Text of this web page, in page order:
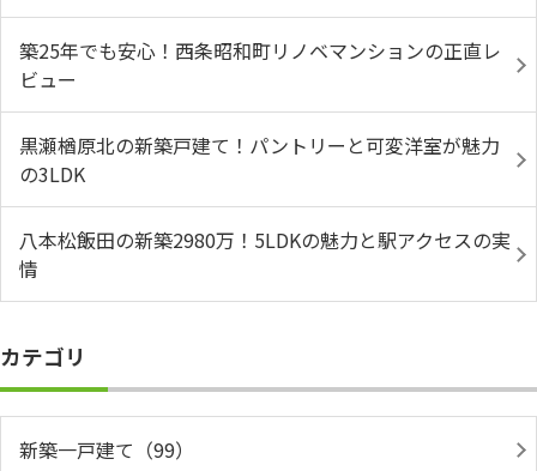
築25年でも安心！西条昭和町リノベマンションの正直レ
ビュー
黒瀬楢原北の新築戸建て！パントリーと可変洋室が魅力
の3LDK
八本松飯田の新築2980万！5LDKの魅力と駅アクセスの実
情
カテゴリ
新築一戸建て（99）